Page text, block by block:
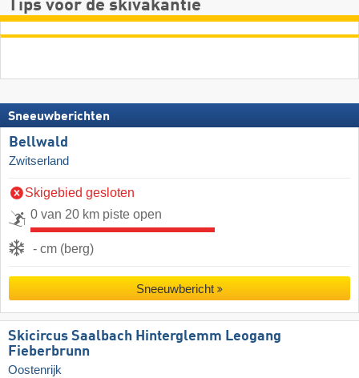
Tips voor de skivakantie
Sneeuwberichten
Bellwald
Zwitserland
Skigebied gesloten
0 van 20 km piste open
- cm (berg)
Sneeuwbericht
Skicircus Saalbach Hinterglemm Leogang
Fieberbrunn
Oostenrijk